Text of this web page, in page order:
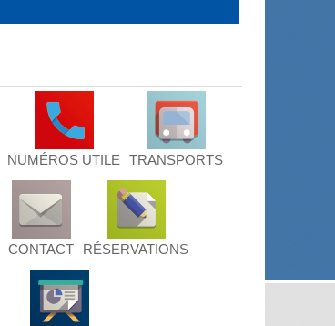
NUMÉROS UTILE TRANSPORTS
CONTACT RÉSERVATIONS